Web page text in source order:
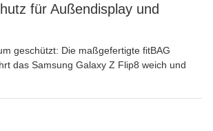
für Außendisplay und
geschützt: Die maßgefertigte fitBAG
das Samsung Galaxy Z Flip8 weich und